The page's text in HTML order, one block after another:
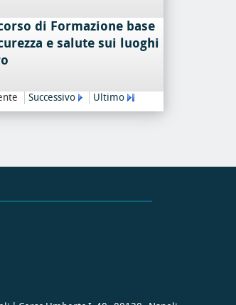
di Formazione base
e salute sui luoghi
Successivo Ultimo